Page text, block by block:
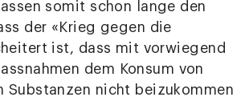
somit schon lange den
der «Krieg gegen die
ist, dass mit vorwiegend
dem Konsum von
Substanzen nicht beizukommen